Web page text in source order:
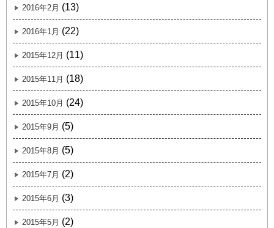
2016年2月 (13)
2016年1月 (22)
2015年12月 (11)
2015年11月 (18)
2015年10月 (24)
2015年9月 (5)
2015年8月 (5)
2015年7月 (2)
2015年6月 (3)
2015年5月 (2)